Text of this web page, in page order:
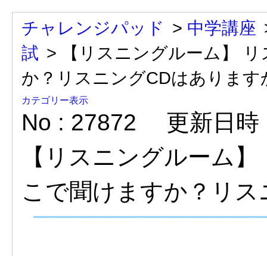
チャレンジパッド > 中学講座
試 >
【リスニングルーム】
か？リスニングCDはあります
カテゴリー表示
No : 27872
更新日
【リスニングルーム
こで聞けますか？リ